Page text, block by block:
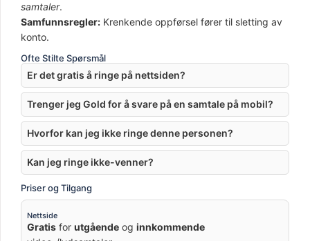
samtaler.
Samfunnsregler: Krenkende oppførsel fører til sletting av
konto.
Ofte Stilte Spørsmål
Er det gratis å ringe på nettsiden?
Trenger jeg Gold for å svare på en samtale på mobil?
Hvorfor kan jeg ikke ringe denne personen?
Kan jeg ringe ikke-venner?
Priser og Tilgang
Nettside
Gratis for utgående og innkommende